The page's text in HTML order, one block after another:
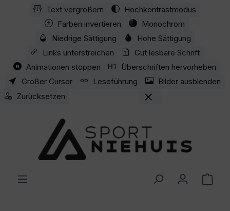
Zum Hauptinhalt springen
Text vergrößern
Hochkontrastmodus
Farben invertieren
Monochrom
Niedrige Sättigung
Hohe Sättigung
Links unterstreichen
Gut lesbare Schrift
Animationen stoppen
Überschriften hervorheben
Großer Cursor
Leseführung
Bilder ausblenden
Zurücksetzen